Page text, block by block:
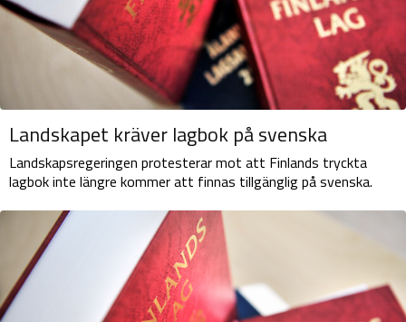
Landskapet kräver lagbok på svenska
Landskapsregeringen protesterar mot att Finlands tryckta
lagbok inte längre kommer att finnas tillgänglig på svenska.